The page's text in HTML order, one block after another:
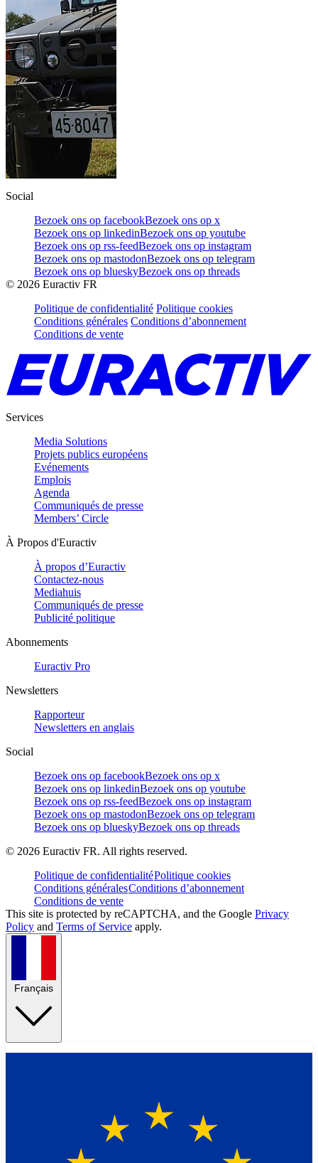
Social
Bezoek ons op facebookBezoek ons op x
Bezoek ons op linkedinBezoek ons op youtube
Bezoek ons op rss-feedBezoek ons op instagram
Bezoek ons op mastodonBezoek ons op telegram
Bezoek ons op blueskyBezoek ons op threads
© 2026 Euractiv FR
Politique de confidentialité Politique cookies
Conditions générales Conditions d’abonnement
Conditions de vente
Services
Media Solutions
Projets publics européens
Evénements
Emplois
Agenda
Communiqués de presse
Members’ Circle
À Propos d'Euractiv
À propos d’Euractiv
Contactez-nous
Mediahuis
Communiqués de presse
Publicité politique
Abonnements
Euractiv Pro
Newsletters
Rapporteur
Newsletters en anglais
Social
Bezoek ons op facebookBezoek ons op x
Bezoek ons op linkedinBezoek ons op youtube
Bezoek ons op rss-feedBezoek ons op instagram
Bezoek ons op mastodonBezoek ons op telegram
Bezoek ons op blueskyBezoek ons op threads
© 2026 Euractiv FR. All rights reserved.
Politique de confidentialitéPolitique cookies
Conditions généralesConditions d’abonnement
Conditions de vente
This site is protected by reCAPTCHA, and the Google Privacy
Policy and Terms of Service apply.
Français